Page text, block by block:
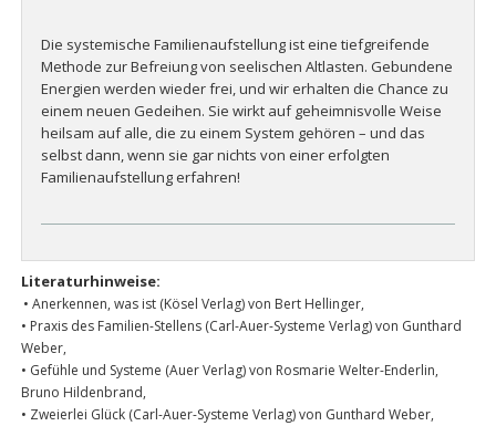
Die systemische Familienaufstellung ist eine tiefgreifende
Methode zur Befreiung von seelischen Altlasten. Gebundene
Energien werden wieder frei, und wir erhalten die Chance zu
einem neuen Gedeihen. Sie wirkt auf geheimnisvolle Weise
heilsam auf alle, die zu einem System gehören – und das
selbst dann, wenn sie gar nichts von einer erfolgten
Familienaufstellung erfahren!
Literaturhinweise:
• Anerkennen, was ist (Kösel Verlag) von Bert Hellinger,
• Praxis des Familien-Stellens (Carl-Auer-Systeme Verlag) von Gunthard
Weber,
• Gefühle und Systeme (Auer Verlag) von Rosmarie Welter-Enderlin,
Bruno Hildenbrand,
• Zweierlei Glück (Carl-Auer-Systeme Verlag) von Gunthard Weber,